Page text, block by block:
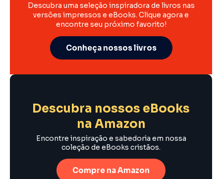
Descubra uma seleção inspiradora de livros nas
versões impressos e eBooks. Clique agora e
encontre seu próximo favorito!
Conheça nossos livros
Descubra nossos eBooks
na Amazon
Encontre inspiração e sabedoria em nossa
coleção de eBooks cristãos.
Compre na Amazon